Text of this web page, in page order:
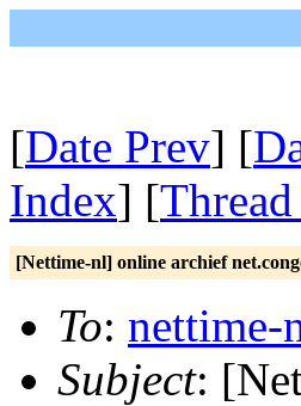
[Date Prev] [
Index] [
[Nettime-nl] online archief
To: nettime-
Subject: